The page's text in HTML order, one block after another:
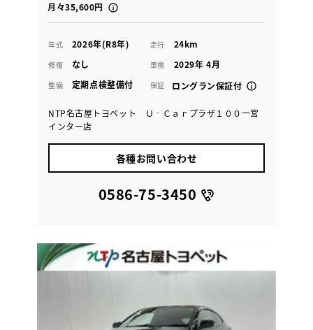
月々35,600円
年式 2026年(R8年) 走行 24km
修復 なし 車検 2029年 4月
整備 定期点検整備付 保証 ロングラン保証付
NTP名古屋トヨペット Ｕ‐Ｃａｒプラザ１００一宮
インター店
各種お問い合わせ
0586-75-3450